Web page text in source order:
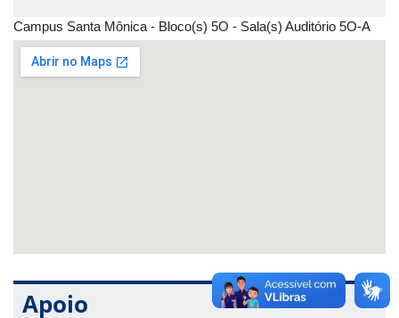
Campus Santa Mônica - Bloco(s) 5O - Sala(s) Auditório 5O-A
Apoio